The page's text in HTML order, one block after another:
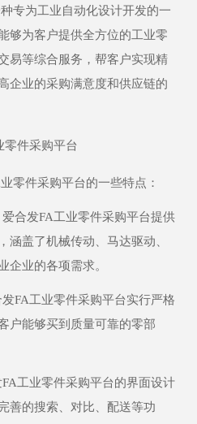
专为工业自动化设计开发的一
够为客户提供全方位的工业零
易等综合服务，帮客户实现精
企业的采购满意度和供应链的
零件采购平台的一些特点：
合发FA工业零件采购平台提供
涵盖了机械传动、马达驱动、
企业的各项需求。
FA工业零件采购平台实行严格
户能够买到质量可靠的零部
工业零件采购平台的界面设计
善的搜索、对比、配送等功